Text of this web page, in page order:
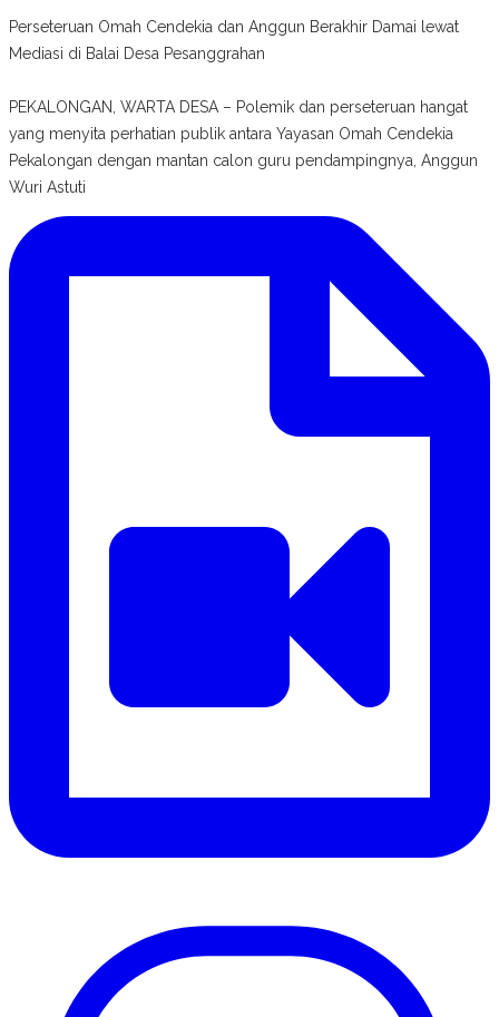
Perseteruan Omah Cendekia dan Anggun Berakhir Damai lewat
Mediasi di Balai Desa Pesanggrahan
PEKALONGAN, WARTA DESA – Polemik dan perseteruan hangat
yang menyita perhatian publik antara Yayasan Omah Cendekia
Pekalongan dengan mantan calon guru pendampingnya, Anggun
Wuri Astuti